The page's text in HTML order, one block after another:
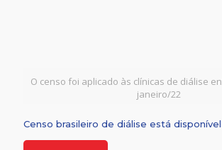
O censo foi aplicado às clínicas de diálise
janeiro/22
Censo brasileiro de diálise está